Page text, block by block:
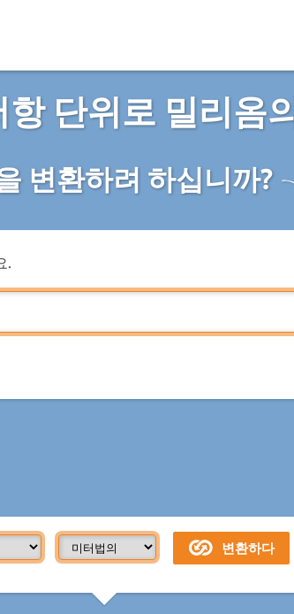
항 단위로 밀리옴
변환하려 하십니까?